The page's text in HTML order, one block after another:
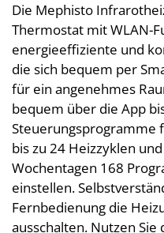
Die Mephisto
Thermostat mit WLAN-
energieeffiziente und
die sich bequem per
für ein angenehmes
bequem über die App
Steuerungsprogramme
bis zu 24 Heizzyklen
Wochentagen 168
einstellen.
Fernbedienung die
ausschalten. Nutzen Sie